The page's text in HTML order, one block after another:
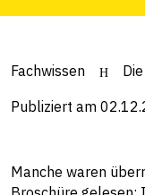
Fachwissen
Publiziert am
Manche waren